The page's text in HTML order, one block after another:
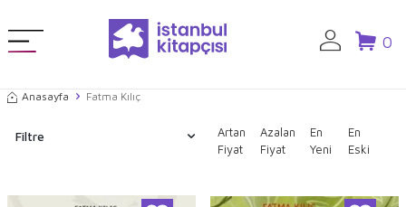
0
Anasayfa Fatma Kılıç
Filtre
Artan
Fiyat
Azalan
Fiyat
En
Yeni
En
Eski